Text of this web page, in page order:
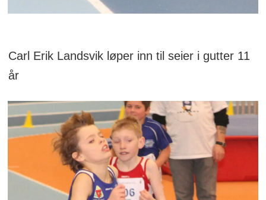
Carl Erik Landsvik løper inn til seier i gutter 11
år